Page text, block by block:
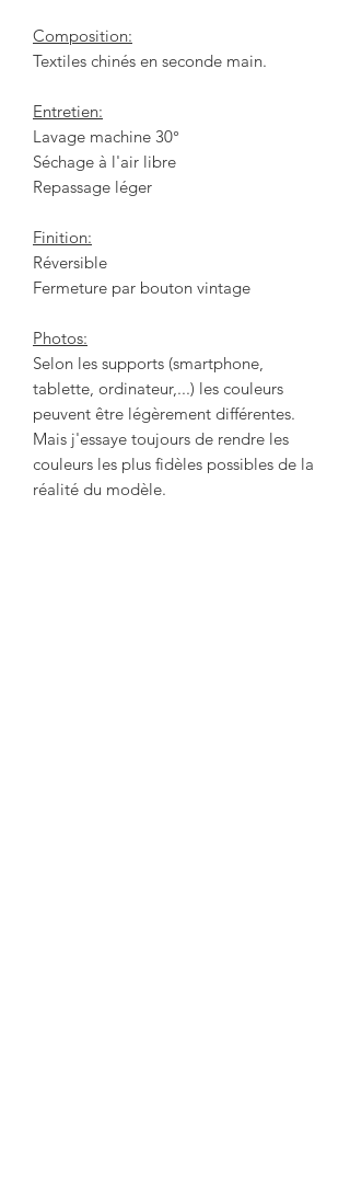
Composition:
Textiles chinés en seconde main.
Entretien:
Lavage machine 30°
Séchage à l'air libre
Repassage léger
Finition:
Réversible
Fermeture par bouton vintage
Photos:
Selon les supports (smartphone,
tablette, ordinateur,...) les couleurs
peuvent être légèrement différentes.
Mais j'essaye toujours de rendre les
couleurs les plus fidèles possibles de la
réalité du modèle.